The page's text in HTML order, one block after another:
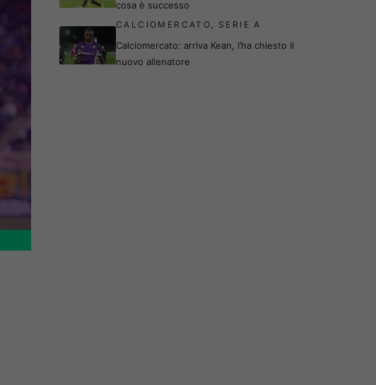
cosa è successo
CALCIOMERCATO, SERIE A
Calciomercato: arriva Kean, l’ha chiesto il
nuovo allenatore